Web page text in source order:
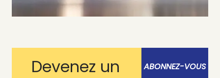
Devenez un
ABONNEZ-VOUS